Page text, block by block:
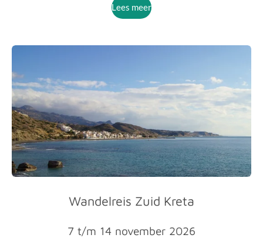
Lees meer
Wandelreis Zuid Kreta
7 t/m 14 november 2026